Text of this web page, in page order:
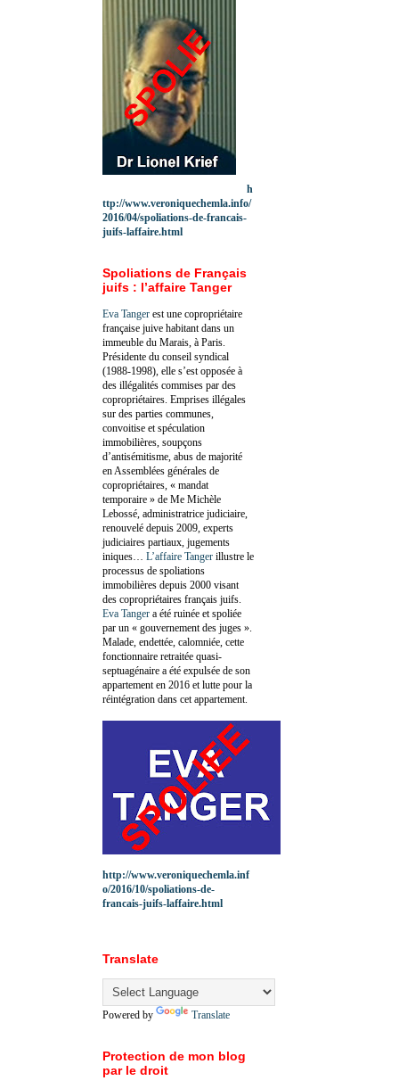
h
ttp://www.veroniquechemla.info/
2016/04/spoliations-de-francais-
juifs-laffaire.html
Spoliations de Français
juifs : l’affaire Tanger
Eva Tanger est une copropriétaire
française juive habitant dans un
immeuble du Marais, à Paris.
Présidente du conseil syndical
(1988-1998), elle s’est opposée à
des illégalités commises par des
copropriétaires. Emprises illégales
sur des parties communes,
convoitise et spéculation
immobilières, soupçons
d’antisémitisme, abus de majorité
en Assemblées générales de
copropriétaires, « mandat
temporaire » de Me Michèle
Lebossé, administratrice judiciaire,
renouvelé depuis 2009, experts
judiciaires partiaux, jugements
iniques… L’affaire Tanger illustre le
processus de spoliations
immobilières depuis 2000 visant
des copropriétaires français juifs.
Eva Tanger a été ruinée et spoliée
par un « gouvernement des juges ».
Malade, endettée, calomniée, cette
fonctionnaire retraitée quasi-
septuagénaire a été expulsée de son
appartement en 2016 et lutte pour la
réintégration dans cet appartement.
http://www.veroniquechemla.inf
o/2016/10/spoliations-de-
francais-juifs-laffaire.html
Translate
Powered by Translate
Protection de mon blog
par le droit